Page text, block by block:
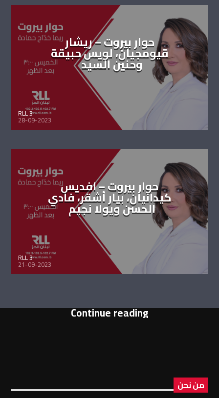
حوار بيروت – ريشار
قيومجيان، لويس حبيقة
وحنين السيد
RLL 3
28-09-2023
حوار بيروت – افديس
كيدانيان، بيار أشقر، فادي
الحسن ويولا نجيم
RLL 3
21-09-2023
Continue reading
من نحن